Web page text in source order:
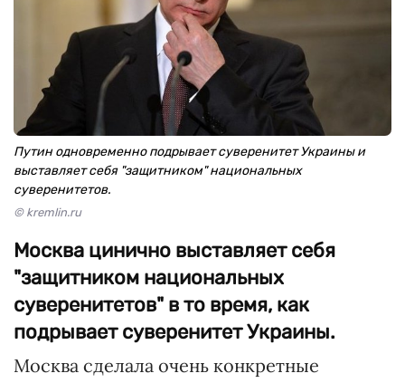
Путин одновременно подрывает суверенитет Украины и
выставляет себя "защитником" национальных
суверенитетов.
© kremlin.ru
Москва цинично выставляет себя
"защитником национальных
суверенитетов" в то время, как
подрывает суверенитет Украины.
Москва сделала очень конкретные